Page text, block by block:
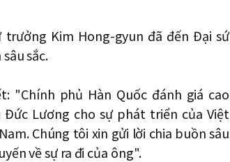
trưởng Kim Hong-gyun đã đến Đại sứ
sắc.
"Chính phủ Hàn Quốc đánh giá cao
Lương cho sự phát triển của Việt
Chúng tôi xin gửi lời chia buồn sâu
về sự ra đi của ông".